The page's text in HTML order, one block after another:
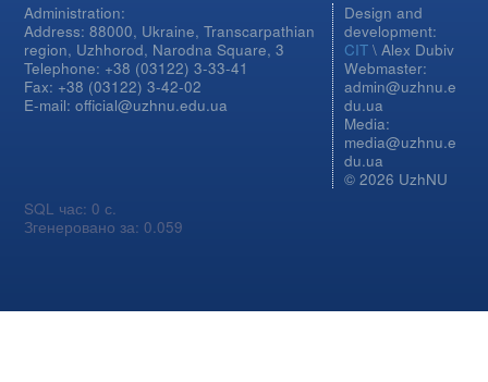
Administration:
Address: 88000, Ukraine, Transcarpathian
region, Uzhhorod, Narodna Square, 3
Telephone: +38 (03122) 3-33-41
Fax: +38 (03122) 3-42-02
E-mail: official@uzhnu.edu.ua
Design and
development:
CIT \ Alex Dubiv
Webmaster:
admin@uzhnu.e
du.ua
Media:
media@uzhnu.e
du.ua
© 2026 UzhNU
SQL час: 0 с.
Згенеровано за: 0.059